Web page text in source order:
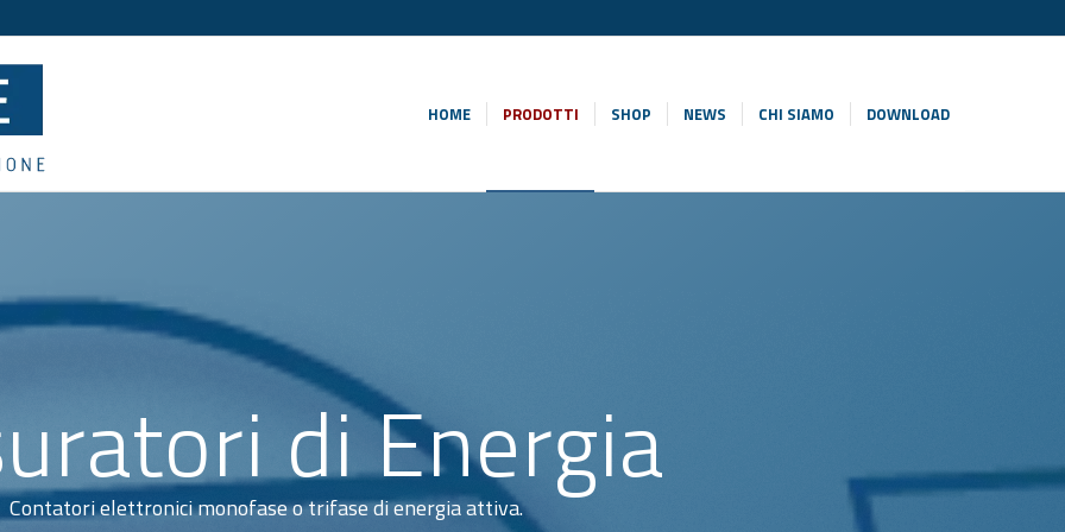
HOME PRODOTTI SHOP NEWS CHI SIAMO DOWNLOAD
di Energia
Contatori elettronici monofase o trifase di energia attiva.